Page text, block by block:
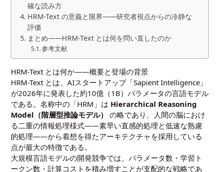
確な読み方
HRM-Text の意義と限界――研究者視点からの冷静な
評価
まとめ――HRM-Text とは何を問い直したのか
参考文献
HRM-Text とは何か――概要と登場の背景
HRM-Text とは、AIスタートアップ「Sapient Intelligence」
が2026年に発表した約10億（1B）パラメータの言語モデル
である。名称中の「HRM」は Hierarchical Reasoning
Model（階層型推論モデル）
の略であり、人間の脳におけ
る二重の情報処理様式――素早い直感的処理と低速な熟慮
的処理――から着想を得たアーキテクチャを採用している
点が最大の特徴である。
大規模言語モデルの開発競争では、パラメータ数・学習ト
ークン数・計算コストを積み増すことが支配的な戦略であ